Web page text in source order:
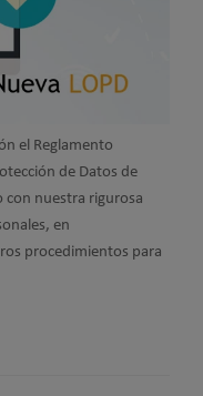
el Reglamento
de Datos de
con nuestra rigurosa
en
procedimientos para